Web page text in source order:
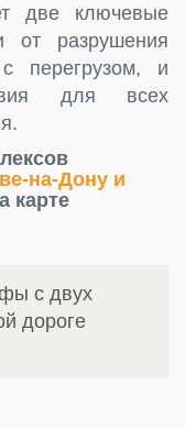
две ключевые
от разрушения
перегрузом, и
для всех
на-Дону и
карте
с двух
дороге